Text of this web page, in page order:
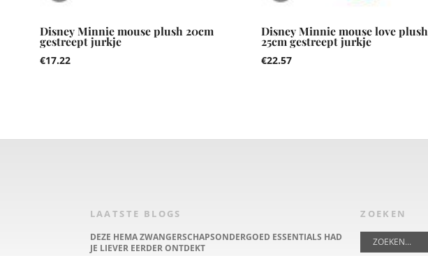
Disney Minnie mouse plush 20cm
gestreept jurkje
€17.22
Disney Minnie mouse love plush
25cm gestreept jurkje
€22.57
LAATSTE BLOGS
DEZE HEMA ZWANGERSCHAPSONDERGOED ESSENTIALS HAD
JE LIEVER EERDER ONTDEKT
ZOEKEN